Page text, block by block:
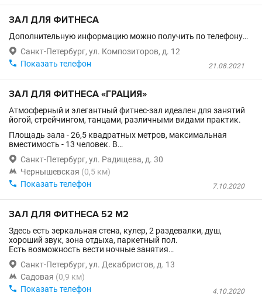
ЗАЛ ДЛЯ ФИТНЕСА
Дополнительную информацию можно получить по телефону…
 Санкт-Петербург, ул. Композиторов, д. 12
21.08.2021
 Показать телефон
ЗАЛ ДЛЯ ФИТНЕСА «ГРАЦИЯ»
Атмосферный и элегантный фитнес-зал идеален для занятий
йогой, стрейчингом, танцами, различными видами практик.
Площадь зала - 26,5 квадратных метров, максимальная
вместимость - 13 человек. В…
 Санкт-Петербург, ул. Радищева, д. 30
 Чернышевская (0,5 км)
7.10.2020
 Показать телефон
ЗАЛ ДЛЯ ФИТНЕСА 52 М2
Здесь есть зеркальная стена, кулер, 2 раздевалки, душ,
хороший звук, зона отдыха, паркетный пол.
Есть возможность вести ночные занятия…
 Санкт-Петербург, ул. Декабристов, д. 13
 Садовая (0,9 км)
4.10.2020
 Показать телефон